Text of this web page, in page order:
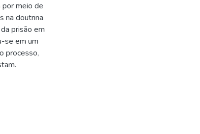
meio de
na doutrina
prisão em
se em um
processo,